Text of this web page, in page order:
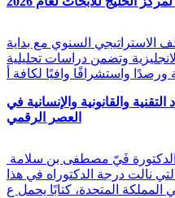
الاستراتيجي السنوي مع بداية
والانجليزية وتضمن دراسات تحليلية
واستشرافًا وافيًا لكافة أ
والقانونية والإنسانية في
العصر الرقمي
نالت درجة الدكتوراه في هذا
المتحدة، كتابًا يحمل ع